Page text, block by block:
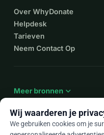
Over WhyDonate
Helpdesk
Tarieven
Neem Contact Op
Meer bronnen expand_more
Wij waarderen je
We gebruiken cookies om je